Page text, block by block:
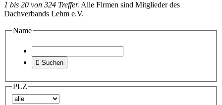
1 bis 20 von 324 Treffer. Alle Firmen sind Mitglieder des
Dachverbands Lehm e.V.
Name
 Suchen
PLZ